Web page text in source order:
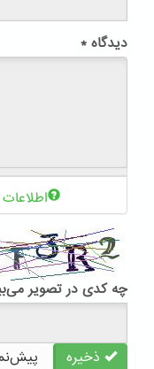
دیدگاه *
چه کدی در تصویر
ذخیره